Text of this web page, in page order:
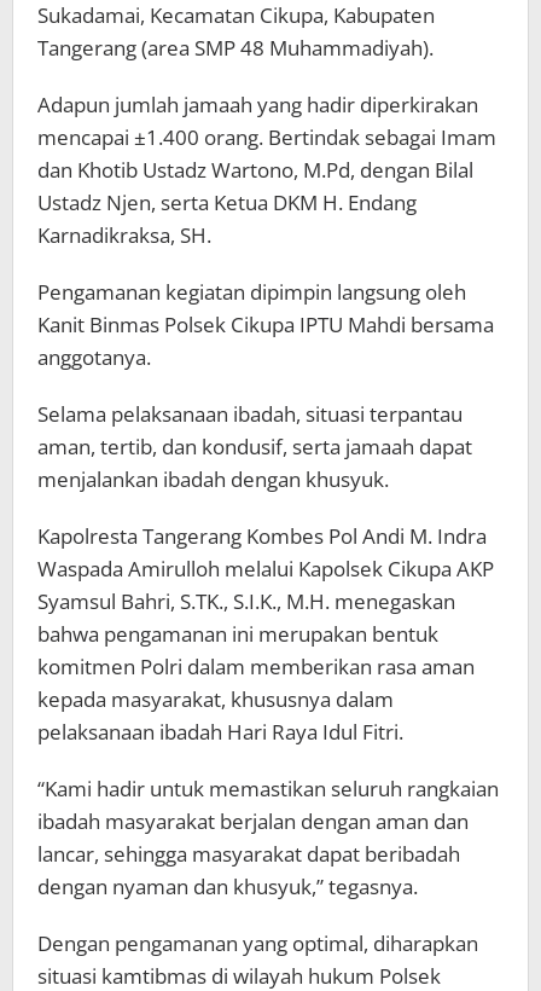
Sukadamai, Kecamatan Cikupa, Kabupaten
Tangerang (area SMP 48 Muhammadiyah).
Adapun jumlah jamaah yang hadir diperkirakan
mencapai ±1.400 orang. Bertindak sebagai Imam
dan Khotib Ustadz Wartono, M.Pd, dengan Bilal
Ustadz Njen, serta Ketua DKM H. Endang
Karnadikraksa, SH.
Pengamanan kegiatan dipimpin langsung oleh
Kanit Binmas Polsek Cikupa IPTU Mahdi bersama
anggotanya.
Selama pelaksanaan ibadah, situasi terpantau
aman, tertib, dan kondusif, serta jamaah dapat
menjalankan ibadah dengan khusyuk.
Kapolresta Tangerang Kombes Pol Andi M. Indra
Waspada Amirulloh melalui Kapolsek Cikupa AKP
Syamsul Bahri, S.TK., S.I.K., M.H. menegaskan
bahwa pengamanan ini merupakan bentuk
komitmen Polri dalam memberikan rasa aman
kepada masyarakat, khususnya dalam
pelaksanaan ibadah Hari Raya Idul Fitri.
“Kami hadir untuk memastikan seluruh rangkaian
ibadah masyarakat berjalan dengan aman dan
lancar, sehingga masyarakat dapat beribadah
dengan nyaman dan khusyuk,” tegasnya.
Dengan pengamanan yang optimal, diharapkan
situasi kamtibmas di wilayah hukum Polsek